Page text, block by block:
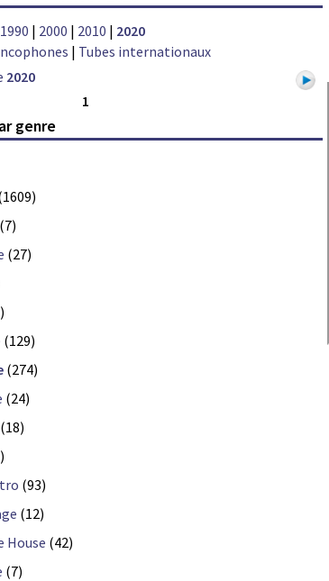
1990 | 2000 | 2010 | 2020
| Tubes internationaux
2020
1
genre
(7)
(27)
(129)
(274)
(24)
(18)
(93)
(12)
House (42)
(7)